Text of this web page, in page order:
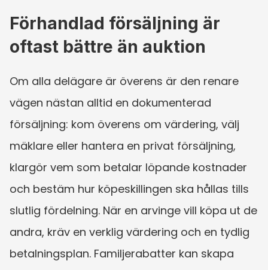
Förhandlad försäljning är
oftast bättre än auktion
Om alla delägare är överens är den renare
vägen nästan alltid en dokumenterad
försäljning: kom överens om värdering, välj
mäklare eller hantera en privat försäljning,
klargör vem som betalar löpande kostnader
och bestäm hur köpeskillingen ska hållas tills
slutlig fördelning. När en arvinge vill köpa ut de
andra, kräv en verklig värdering och en tydlig
betalningsplan. Familjerabatter kan skapa